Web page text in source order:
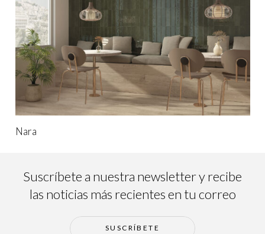
Nara
Suscríbete a nuestra newsletter y recibe
las noticias más recientes en tu correo
SUSCRÍBETE